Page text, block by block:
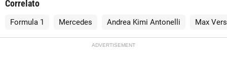
Correlato
Formula 1 Mercedes Andrea Kimi Antonelli Max
ADVERTISEMENT